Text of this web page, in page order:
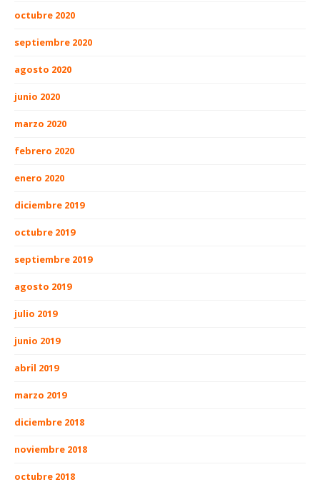
octubre 2020
septiembre 2020
agosto 2020
junio 2020
marzo 2020
febrero 2020
enero 2020
diciembre 2019
octubre 2019
septiembre 2019
agosto 2019
julio 2019
junio 2019
abril 2019
marzo 2019
diciembre 2018
noviembre 2018
octubre 2018